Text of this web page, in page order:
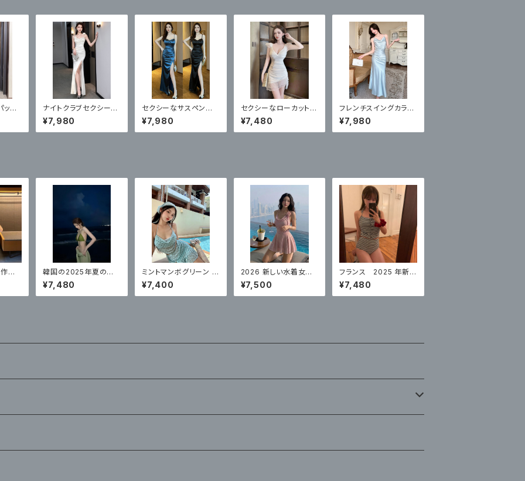
ック
ナイトクラブセクシード
レスロング ハイエン
ドホワイトロングドレス
¥7,980
セクシーなサスペンダ
ードレス、ロングソフト
スタイル
¥7,980
セクシーなローカットド
レス ショートスカートフ
ットバス
¥7,480
フレンチスイングカラー
サスペンダーサテンドレ
ス
¥7,980
水
韓国の2025年夏の新
作ビキニ水着、フェミニ
ン、ピュアでセクシーな
ブラウスビキニ付き3点
¥7,480
ミントマンボグリーン
新水着 レディース 美し
いハイエンド スプリット
スカートスタイル リゾー
¥7,400
2026 新しい水着女性
用温泉ワンピースドレ
スコンサバピンク ハイ
エンドホットスタイル
¥7,500
フランス 2025 年新作
女性用水着、ハイエンド
スプリットストライプハ
イウエストレトロセクシ
¥7,480